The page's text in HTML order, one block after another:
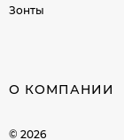
Зонты
О КОМПАНИИ
© 2026